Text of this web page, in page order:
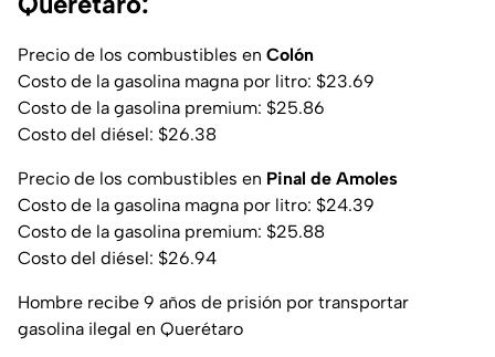
Precio de los combustibles en Colón
Costo de la gasolina magna por litro: $23.69
Costo de la gasolina premium: $25.86
Costo del diésel: $26.38
Precio de los combustibles en Pinal de Amoles
Costo de la gasolina magna por litro: $24.39
Costo de la gasolina premium: $25.88
Costo del diésel: $26.94
Hombre recibe 9 años de prisión por transportar
gasolina ilegal en Querétaro